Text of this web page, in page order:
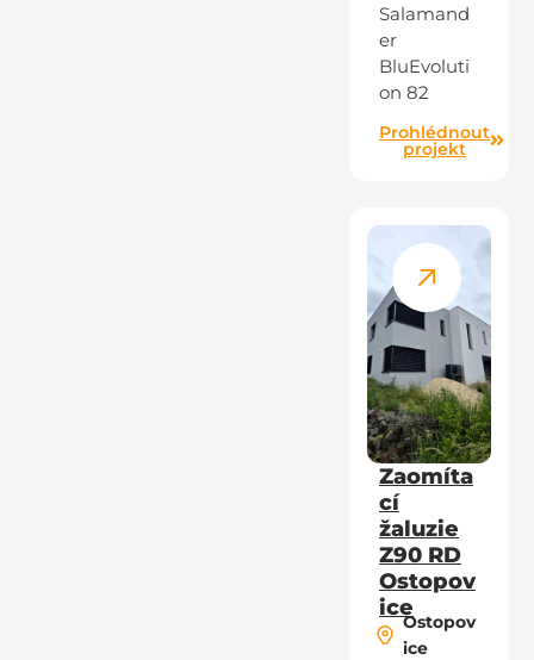
Salamand
er
BluEvoluti
on 82
Prohlédnout
projekt
Zaomíta
cí
žaluzie
Z90 RD
Ostopov
ice
Ostopov
ice